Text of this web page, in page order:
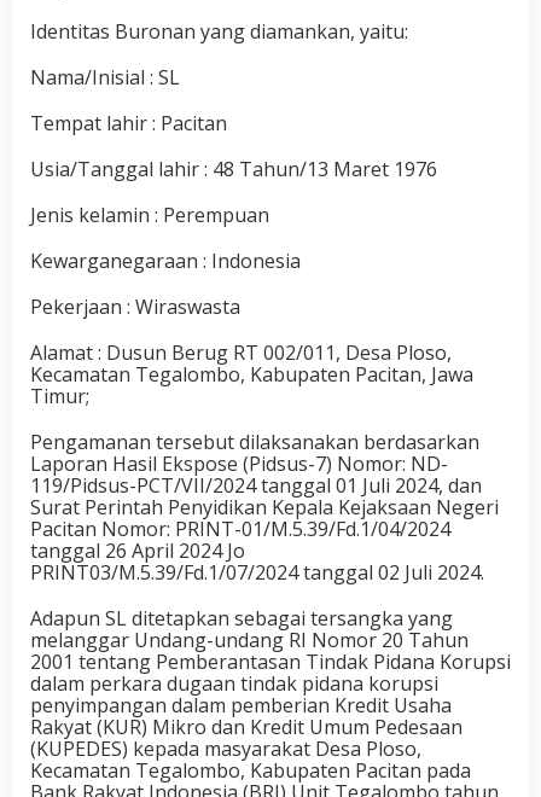
Identitas Buronan yang diamankan, yaitu:
Nama/Inisial : SL
Tempat lahir : Pacitan
Usia/Tanggal lahir : 48 Tahun/13 Maret 1976
Jenis kelamin : Perempuan
Kewarganegaraan : Indonesia
Pekerjaan : Wiraswasta
Alamat : Dusun Berug RT 002/011, Desa Ploso,
Kecamatan Tegalombo, Kabupaten Pacitan, Jawa
Timur;
Pengamanan tersebut dilaksanakan berdasarkan
Laporan Hasil Ekspose (Pidsus-7) Nomor: ND-
119/Pidsus-PCT/VII/2024 tanggal 01 Juli 2024, dan
Surat Perintah Penyidikan Kepala Kejaksaan Negeri
Pacitan Nomor: PRINT-01/M.5.39/Fd.1/04/2024
tanggal 26 April 2024 Jo
PRINT03/M.5.39/Fd.1/07/2024 tanggal 02 Juli 2024.
Adapun SL ditetapkan sebagai tersangka yang
melanggar Undang-undang RI Nomor 20 Tahun
2001 tentang Pemberantasan Tindak Pidana Korupsi
dalam perkara dugaan tindak pidana korupsi
penyimpangan dalam pemberian Kredit Usaha
Rakyat (KUR) Mikro dan Kredit Umum Pedesaan
(KUPEDES) kepada masyarakat Desa Ploso,
Kecamatan Tegalombo, Kabupaten Pacitan pada